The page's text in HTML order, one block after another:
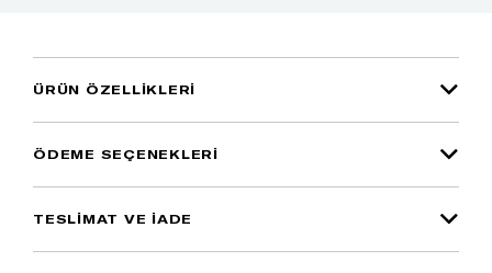
ÜRÜN ÖZELLIKLERI
ÖDEME SEÇENEKLERI
TESLİMAT VE İADE